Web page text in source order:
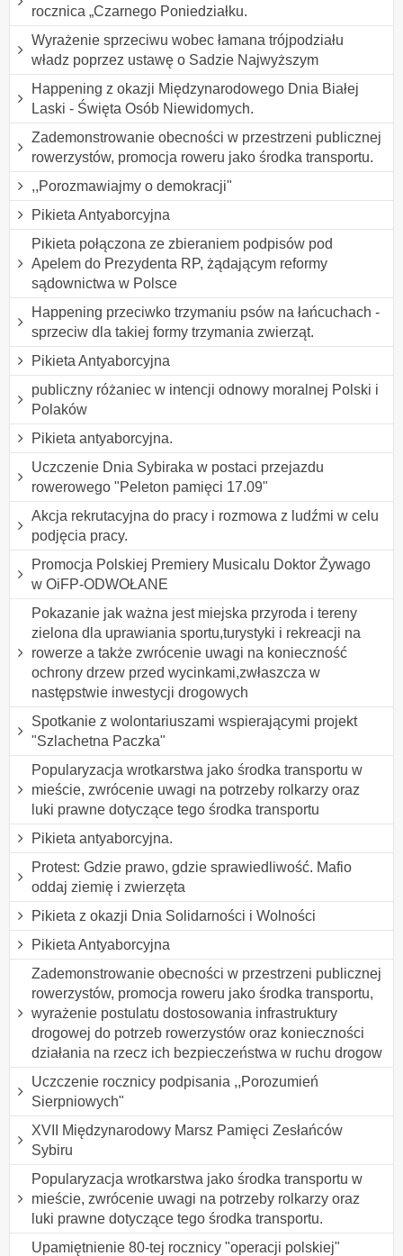
rocznica „Czarnego Poniedziałku.
Wyrażenie sprzeciwu wobec łamana trójpodziału
władz poprzez ustawę o Sadzie Najwyższym
Happening z okazji Międzynarodowego Dnia Białej
Laski - Święta Osób Niewidomych.
Zademonstrowanie obecności w przestrzeni publicznej
rowerzystów, promocja roweru jako środka transportu.
,,Porozmawiajmy o demokracji"
Pikieta Antyaborcyjna
Pikieta połączona ze zbieraniem podpisów pod
Apelem do Prezydenta RP, żądającym reformy
sądownictwa w Polsce
Happening przeciwko trzymaniu psów na łańcuchach -
sprzeciw dla takiej formy trzymania zwierząt.
Pikieta Antyaborcyjna
publiczny różaniec w intencji odnowy moralnej Polski i
Polaków
Pikieta antyaborcyjna.
Uczczenie Dnia Sybiraka w postaci przejazdu
rowerowego "Peleton pamięci 17.09"
Akcja rekrutacyjna do pracy i rozmowa z ludźmi w celu
podjęcia pracy.
Promocja Polskiej Premiery Musicalu Doktor Żywago
w OiFP-ODWOŁANE
Pokazanie jak ważna jest miejska przyroda i tereny
zielona dla uprawiania sportu,turystyki i rekreacji na
rowerze a także zwrócenie uwagi na konieczność
ochrony drzew przed wycinkami,zwłaszcza w
następstwie inwestycji drogowych
Spotkanie z wolontariuszami wspierającymi projekt
"Szlachetna Paczka"
Popularyzacja wrotkarstwa jako środka transportu w
mieście, zwrócenie uwagi na potrzeby rolkarzy oraz
luki prawne dotyczące tego środka transportu
Pikieta antyaborcyjna.
Protest: Gdzie prawo, gdzie sprawiedliwość. Mafio
oddaj ziemię i zwierzęta
Pikieta z okazji Dnia Solidarności i Wolności
Pikieta Antyaborcyjna
Zademonstrowanie obecności w przestrzeni publicznej
rowerzystów, promocja roweru jako środka transportu,
wyrażenie postulatu dostosowania infrastruktury
drogowej do potrzeb rowerzystów oraz konieczności
działania na rzecz ich bezpieczeństwa w ruchu drogow
Uczczenie rocznicy podpisania ,,Porozumień
Sierpniowych"
XVII Międzynarodowy Marsz Pamięci Zesłańców
Sybiru
Popularyzacja wrotkarstwa jako środka transportu w
mieście, zwrócenie uwagi na potrzeby rolkarzy oraz
luki prawne dotyczące tego środka transportu.
Upamiętnienie 80-tej rocznicy "operacji polskiej"